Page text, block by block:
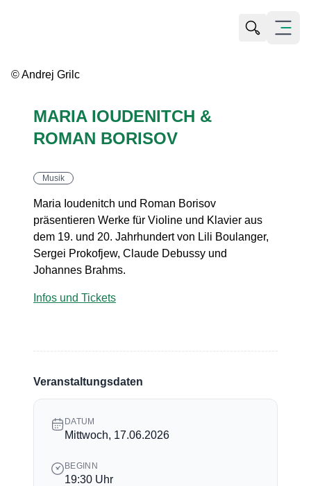
Suche
Menü
© Andrej Grilc
MARIA IOUDENITCH &
ROMAN BORISOV
Musik
Maria Ioudenitch und Roman Borisov
präsentieren Werke für Violine und Klavier aus
dem 19. und 20. Jahrhundert von Lili Boulanger,
Sergei Prokofjew, Claude Debussy und
Johannes Brahms.
Infos und Tickets
Veranstaltungsdaten
DATUM
Mittwoch, 17.06.2026
BEGINN
19:30 Uhr